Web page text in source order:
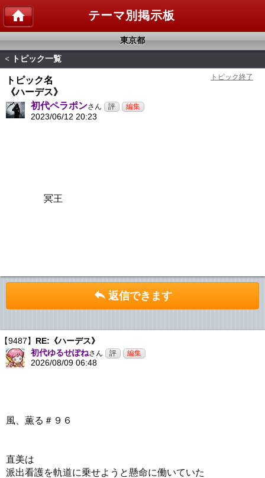
テーマ別掲示板
東京都
< トピック一覧
トピック名
《ハーデス》
初代ペラポンさん
2023/06/12 20:23
冥王
返信できます
【9487】 RE:《ハーデス》
初代ゆるせぽねさん
2026/08/09 06:48
風、薫る＃９６
直美は
派出看護を軌道に乗せようと懸命に働いていた